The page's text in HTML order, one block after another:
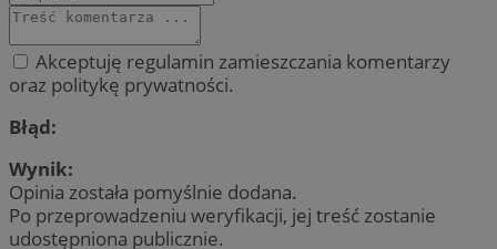
Akceptuję regulamin zamieszczania komentarzy
oraz politykę prywatności.
Błąd:
Wynik:
Opinia została pomyślnie dodana.
Po przeprowadzeniu weryfikacji, jej treść zostanie
udostępniona publicznie.